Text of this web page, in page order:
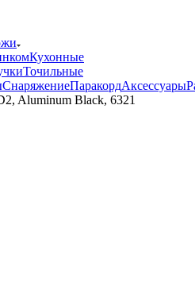
Кухонные
Точильные
СнаряжениеПаракордАксессуары
Aluminum Black, 6321